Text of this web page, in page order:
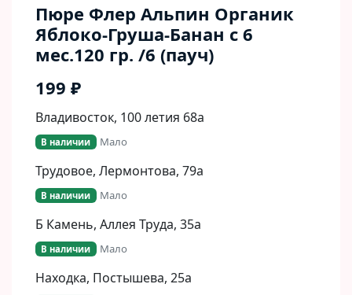
Пюре Флер Альпин Органик
Яблоко-Груша-Банан с 6
мес.120 гр. /6 (пауч)
199 ₽
Владивосток, 100 летия 68а
В наличии Мало
Трудовое, Лермонтова, 79а
В наличии Мало
Б Камень, Аллея Труда, 35а
В наличии Мало
Находка, Постышева, 25а